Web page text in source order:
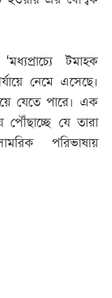
টমাহক
নেমে এসেছে।
যেতে পারে। এক
পৌঁছাচ্ছে যে তারা
পরিভাষায়